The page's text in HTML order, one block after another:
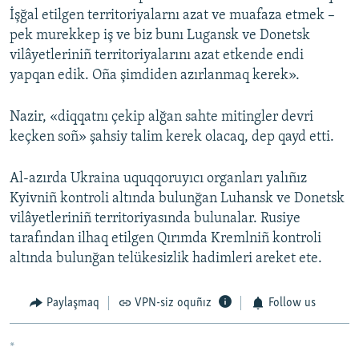
İşğal etilgen territoriyalarnı azat ve muafaza etmek –
pek murekkep iş ve biz bunı Lugansk ve Donetsk
vilâyetleriniñ territoriyalarını azat etkende endi
yapqan edik. Oña şimdiden azırlanmaq kerek».
Nazir, «diqqatnı çekip alğan sahte mitingler devri
keçken soñ» şahsiy talim kerek olacaq, dep qayd etti.
Al-azırda Ukraina uquqqoruyıcı organları yalıñız
Kyivniñ kontroli altında bulunğan Luhansk ve Donetsk
vilâyetleriniñ territoriyasında bulunalar. Rusiye
tarafından ilhaq etilgen Qırımda Kremlniñ kontroli
altında bulunğan telükesizlik hadimleri areket ete.
Paylaşmaq VPN-siz oquñız Follow us
*